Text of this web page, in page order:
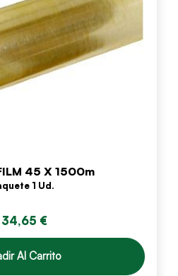
45 X 1500m
1 Ud.
34,65 €
Al Carrito